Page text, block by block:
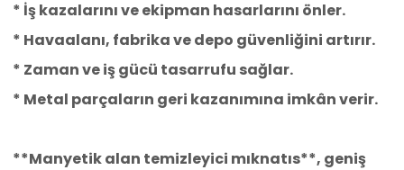
* İş kazalarını ve ekipman hasarlarını önler.
* Havaalanı, fabrika ve depo güvenliğini artırır.
* Zaman ve iş gücü tasarrufu sağlar.
* Metal parçaların geri kazanımına imkân verir.
**Manyetik alan temizleyici mıknatıs**, geniş